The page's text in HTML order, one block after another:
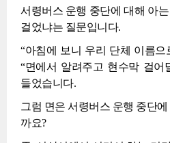
서령버스 운행 중단에 대해 아
걸었냐는 질문입니다.
“아침에 보니 우리 단체 이름으
“면에서 알려주고 현수막 걸어
들었습니다.
그럼 면은 서령버스 운행 중단
까요?